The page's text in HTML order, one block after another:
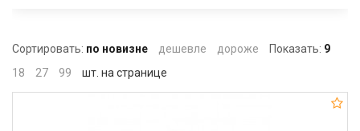
Сортировать: по новизне дешевле дороже Показать: 9
18
27 99 шт. на странице